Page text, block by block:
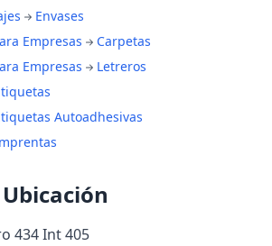
Envases
Empresas
Carpetas
Empresas
Letreros
Autoadhesivas
434 Int 405